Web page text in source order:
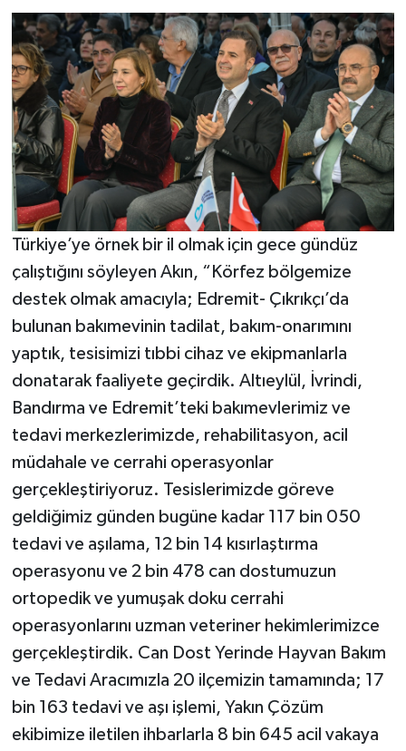
Türkiye’ye örnek bir il olmak için gece gündüz
çalıştığını söyleyen Akın, “Körfez bölgemize
destek olmak amacıyla; Edremit- Çıkrıkçı’da
bulunan bakımevinin tadilat, bakım-onarımını
yaptık, tesisimizi tıbbi cihaz ve ekipmanlarla
donatarak faaliyete geçirdik. Altıeylül, İvrindi,
Bandırma ve Edremit’teki bakımevlerimiz ve
tedavi merkezlerimizde, rehabilitasyon, acil
müdahale ve cerrahi operasyonlar
gerçekleştiriyoruz. Tesislerimizde göreve
geldiğimiz günden bugüne kadar 117 bin 050
tedavi ve aşılama, 12 bin 14 kısırlaştırma
operasyonu ve 2 bin 478 can dostumuzun
ortopedik ve yumuşak doku cerrahi
operasyonlarını uzman veteriner hekimlerimizce
gerçekleştirdik. Can Dost Yerinde Hayvan Bakım
ve Tedavi Aracımızla 20 ilçemizin tamamında; 17
bin 163 tedavi ve aşı işlemi, Yakın Çözüm
ekibimize iletilen ihbarlarla 8 bin 645 acil vakaya